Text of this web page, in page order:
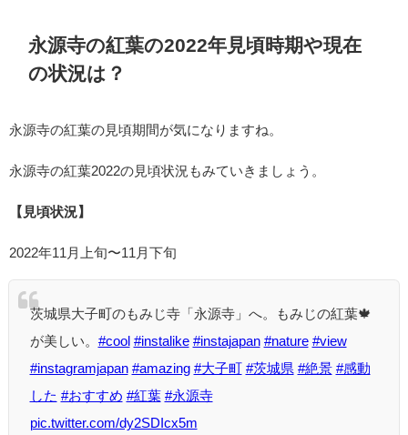
永源寺の紅葉の2022年見頃時期や現在
の状況は？
永源寺の紅葉の見頃期間が気になりますね。
永源寺の紅葉2022の見頃状況もみていきましょう。
【見頃状況】
2022年11月上旬〜11月下旬
茨城県大子町のもみじ寺「永源寺」へ。もみじの紅葉🍁
が美しい。 #cool #instalike #instajapan #nature #view
#instagramjapan #amazing #大子町 #茨城県 #絶景 #感動
した #おすすめ #紅葉 #永源寺
pic.twitter.com/dy2SDIcx5m